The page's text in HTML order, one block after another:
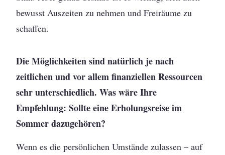
bewusst Auszeiten zu nehmen und Freiräume zu
schaffen.
Die Möglichkeiten sind natürlich je nach
zeitlichen und vor allem finanziellen Ressourcen
sehr unterschiedlich. Was wäre Ihre
Empfehlung: Sollte eine Erholungsreise im
Sommer dazugehören?
Wenn es die persönlichen Umstände zulassen – auf